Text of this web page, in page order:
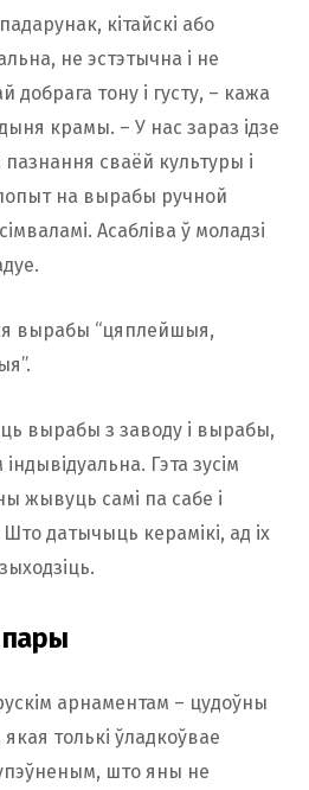
кітайскі або
не эстэтычна і не
добрага тону і густу, – кажа
крамы. – У нас зараз ідзе
пазнання сваёй культуры і
попыт на вырабы ручной
Асабліва ў моладзі
вырабы “цяплейшыя,
вырабы з заводу і вырабы,
Гэта зусім
жывуць самі па сабе і
датычыць керамікі, ад іх
арнаментам – цудоўны
толькі ўладкоўвае
што яны не